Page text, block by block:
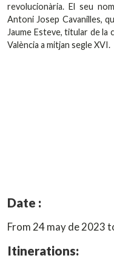
revolucionària. El seu
Antoni Josep Cavanilles,
Jaume Esteve, titular de la
València a mitjan segle XVI.
Date :
From 24 may de 2023
Itinerations: